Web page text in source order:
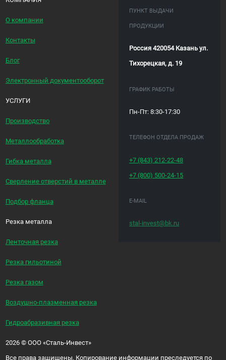
О компании
Контакты
Блог
Электронный документооборот
УСЛУГИ
Производство
Металлообработка
Гибка металла
Сверление отверстий в металле
Подбор фланца
Резка металла
Ленточная резка
Резка гильотиной
Резка газом
Воздушно-плазменная резка
Гидроабразивная резка
ПУНКТ ВЫДАЧИ
ПРОДУКЦИИ
Россия 420054 Казань ул.
Тихорецкая, д. 19
ГРАФИК РАБОТЫ
Пн-Пт: 8:30-17:30
ТЕЛЕФОН ОТДЕЛА ПРОДАЖ
+7 (843) 212-22-48
+7 (800) 500-24-15
E-MAIL
stal-invest@bk.ru
2026 ©ООО «Сталь-Инвест»
Все права защищены. Копирование информации преследуется по